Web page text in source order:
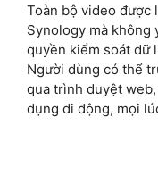
Toàn bộ video
Synology mà không
quyền kiểm soát dữ
Người dùng có thể
qua trình duyệt
dụng di động, mọi